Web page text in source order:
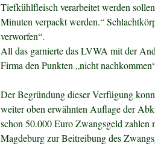
Tiefkühlfleisch verarbeitet werden
Minuten verpackt werden.“
verworfen“.
All das garnierte das LVWA mit der
Firma den Punkten „nicht
Der Begründung dieser Verfügung
weiter oben erwähnten Auflage der
schon 50.000 Euro Zwangsgeld zahlen
Magdeburg zur Beitreibung des